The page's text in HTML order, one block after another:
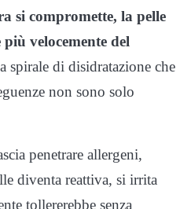
si compromette, la pelle
velocemente del
spirale di disidratazione che
non sono solo
penetrare allergeni,
diventa reattiva, si irrita
tollererebbe senza